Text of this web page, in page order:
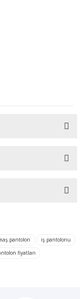
pantolon
iş pantolonu
fiyatları